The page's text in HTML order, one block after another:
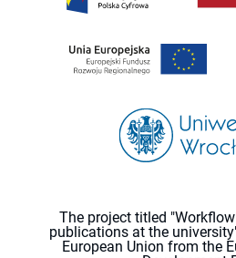
The project titled
publications at the
European Union from the